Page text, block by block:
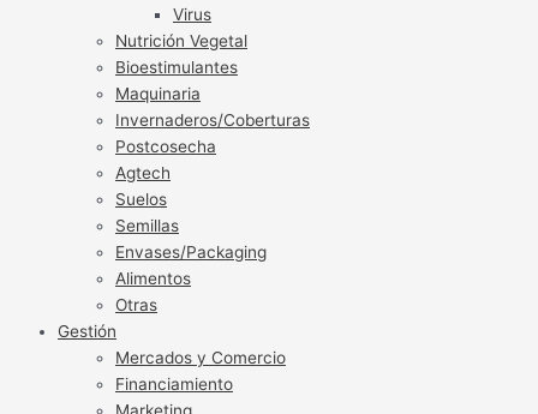
Virus
Nutrición Vegetal
Bioestimulantes
Maquinaria
Invernaderos/Coberturas
Postcosecha
Agtech
Suelos
Semillas
Envases/Packaging
Alimentos
Otras
Gestión
Mercados y Comercio
Financiamiento